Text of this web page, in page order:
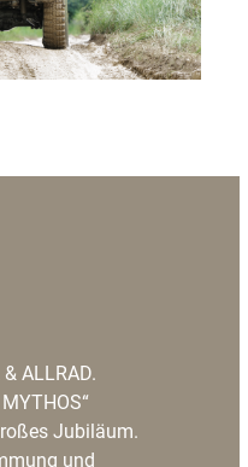
ALLRAD.
Jubiläum.
und